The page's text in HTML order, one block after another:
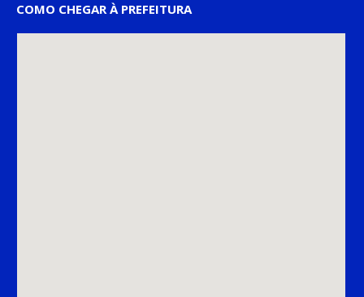
COMO CHEGAR À PREFEITURA